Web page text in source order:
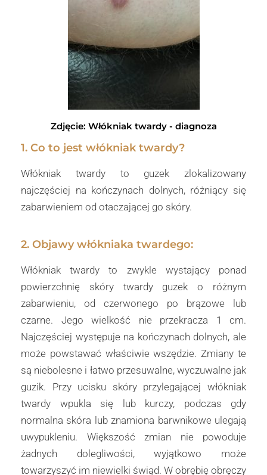
Zdjęcie: Włókniak twardy - diagnoza
1. Co to jest włókniak twardy?
Włókniak twardy to guzek zlokalizowany
najczęściej na kończynach dolnych, różniący się
zabarwieniem od otaczającej go skóry.
2. Objawy włókniaka twardego:
Włókniak twardy to zwykle wystający ponad
powierzchnię skóry twardy guzek o różnym
zabarwieniu, od czerwonego po brązowe lub
czarne. Jego wielkość nie przekracza 1 cm.
Najczęściej występuje na kończynach dolnych, ale
może powstawać właściwie wszędzie. Zmiany te
są niebolesne i łatwo przesuwalne, wyczuwalne jak
guzik. Przy ucisku skóry przylegającej włókniak
twardy wpukla się lub kurczy, podczas gdy
normalna skóra lub znamiona barwnikowe ulegają
uwypukleniu. Większość zmian nie powoduje
żadnych dolegliwości, wyjątkowo może
towarzyszyć im niewielki świąd. W obrębię obręczy